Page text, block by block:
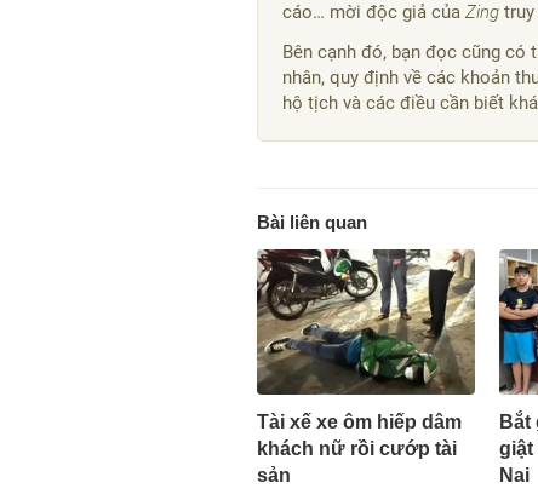
cáo… mời độc giả của Zing
Bên cạnh đó, bạn đọc cũng có
nhân, quy định về các khoản
hộ tịch và các điều cần biết
Bài liên quan
Tài xế xe ôm hiếp dâm
khách nữ rồi cướp tài
sản
giật
Nai